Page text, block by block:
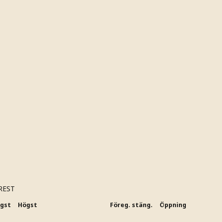
Högst Föreg. stäng. Öppning